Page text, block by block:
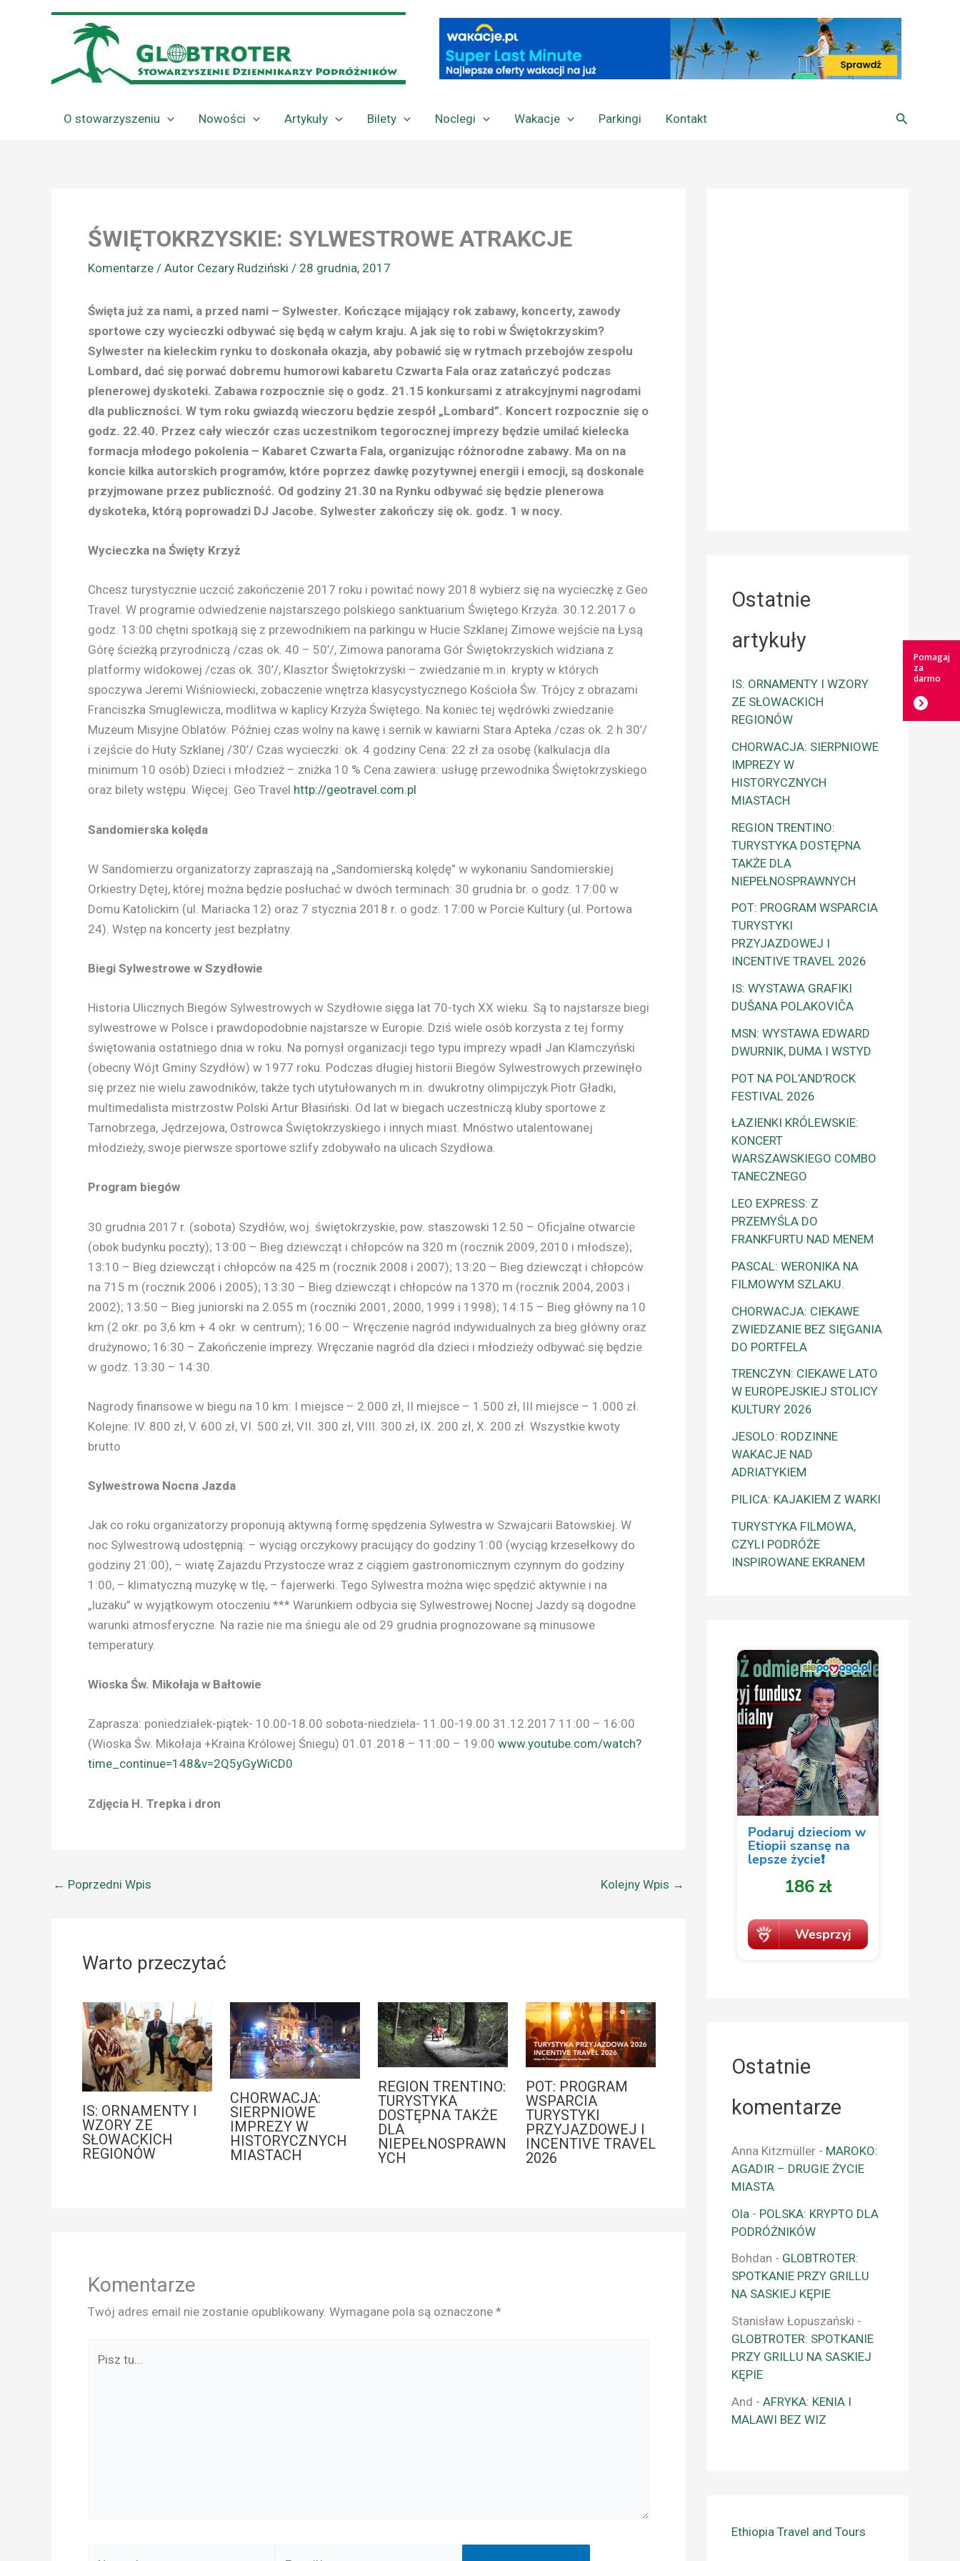
O stowarzyszeniu Nowości Artykuły Bilety Noclegi Wakacje Parkingi Kontakt Szukaj
ŚWIĘTOKRZYSKIE: SYLWESTROWE ATRAKCJE
Komentarze / Autor Cezary Rudziński / 28 grudnia, 2017
Święta już za nami, a przed nami – Sylwester. Kończące mijający rok zabawy, koncerty, zawody
sportowe czy wycieczki odbywać się będą w całym kraju. A jak się to robi w Świętokrzyskim?
Sylwester na kieleckim rynku to doskonała okazja, aby pobawić się w rytmach przebojów zespołu
Lombard, dać się porwać dobremu humorowi kabaretu Czwarta Fala oraz zatańczyć podczas
plenerowej dyskoteki. Zabawa rozpocznie się o godz. 21.15 konkursami z atrakcyjnymi nagrodami
dla publiczności. W tym roku gwiazdą wieczoru będzie zespół „Lombard”. Koncert rozpocznie się o
godz. 22.40. Przez cały wieczór czas uczestnikom tegorocznej imprezy będzie umilać kielecka
formacja młodego pokolenia – Kabaret Czwarta Fala, organizując różnorodne zabawy. Ma on na
koncie kilka autorskich programów, które poprzez dawkę pozytywnej energii i emocji, są doskonale
przyjmowane przez publiczność. Od godziny 21.30 na Rynku odbywać się będzie plenerowa
dyskoteka, którą poprowadzi DJ Jacobe. Sylwester zakończy się ok. godz. 1 w nocy.
Wycieczka na Święty Krzyż
Chcesz turystycznie uczcić zakończenie 2017 roku i powitać nowy 2018 wybierz się na wycieczkę z Geo
Travel. W programie odwiedzenie najstarszego polskiego sanktuarium Świętego Krzyża. 30.12.2017 o
godz. 13:00 chętni spotkają się z przewodnikiem na parkingu w Hucie Szklanej Zimowe wejście na Łysą
Górę ścieżką przyrodniczą /czas ok. 40 – 50’/, Zimowa panorama Gór Świętokrzyskich widziana z
platformy widokowej /czas ok. 30’/, Klasztor Świętokrzyski – zwiedzanie m.in. krypty w których
spoczywa Jeremi Wiśniowiecki, zobaczenie wnętrza klasycystycznego Kościoła Św. Trójcy z obrazami
Franciszka Smuglewicza, modlitwa w kaplicy Krzyża Świętego. Na koniec tej wędrówki zwiedzanie
Muzeum Misyjne Oblatów. Później czas wolny na kawę i sernik w kawiarni Stara Apteka /czas ok. 2 h 30’/
i zejście do Huty Szklanej /30’/ Czas wycieczki: ok. 4 godziny Cena: 22 zł za osobę (kalkulacja dla
minimum 10 osób) Dzieci i młodzież – zniżka 10 % Cena zawiera: usługę przewodnika Świętokrzyskiego
oraz bilety wstępu. Więcej: Geo Travel http://geotravel.com.pl
Sandomierska kolęda
W Sandomierzu organizatorzy zapraszają na „Sandomierską kolędę” w wykonaniu Sandomierskiej
Orkiestry Dętej, której można będzie posłuchać w dwóch terminach: 30 grudnia br. o godz. 17:00 w
Domu Katolickim (ul. Mariacka 12) oraz 7 stycznia 2018 r. o godz. 17:00 w Porcie Kultury (ul. Portowa
24). Wstęp na koncerty jest bezpłatny.
Biegi Sylwestrowe w Szydłowie
Historia Ulicznych Biegów Sylwestrowych w Szydłowie sięga lat 70-tych XX wieku. Są to najstarsze biegi
sylwestrowe w Polsce i prawdopodobnie najstarsze w Europie. Dziś wiele osób korzysta z tej formy
świętowania ostatniego dnia w roku. Na pomysł organizacji tego typu imprezy wpadł Jan Klamczyński
(obecny Wójt Gminy Szydłów) w 1977 roku. Podczas długiej historii Biegów Sylwestrowych przewinęło
się przez nie wielu zawodników, także tych utytułowanych m.in. dwukrotny olimpijczyk Piotr Gładki,
multimedalista mistrzostw Polski Artur Błasiński. Od lat w biegach uczestniczą kluby sportowe z
Tarnobrzega, Jędrzejowa, Ostrowca Świętokrzyskiego i innych miast. Mnóstwo utalentowanej
młodzieży, swoje pierwsze sportowe szlify zdobywało na ulicach Szydłowa.
Program biegów
30 grudnia 2017 r. (sobota) Szydłów, woj. świętokrzyskie, pow. staszowski 12:50 – Oficjalne otwarcie
(obok budynku poczty); 13:00 – Bieg dziewcząt i chłopców na 320 m (rocznik 2009, 2010 i młodsze);
13:10 – Bieg dziewcząt i chłopców na 425 m (rocznik 2008 i 2007); 13:20 – Bieg dziewcząt i chłopców
na 715 m (rocznik 2006 i 2005); 13:30 – Bieg dziewcząt i chłopców na 1370 m (rocznik 2004, 2003 i
2002); 13:50 – Bieg juniorski na 2.055 m (roczniki 2001, 2000, 1999 i 1998); 14:15 – Bieg główny na 10
km (2 okr. po 3,6 km + 4 okr. w centrum); 16:00 – Wręczenie nagród indywidualnych za bieg główny oraz
drużynowo; 16:30 – Zakończenie imprezy. Wręczanie nagród dla dzieci i młodzieży odbywać się będzie
w godz. 13:30 – 14:30.
Nagrody finansowe w biegu na 10 km: I miejsce – 2.000 zł, II miejsce – 1.500 zł, III miejsce – 1.000 zł.
Kolejne: IV. 800 zł, V. 600 zł, VI. 500 zł, VII. 300 zł, VIII. 300 zł, IX. 200 zł, X. 200 zł. Wszystkie kwoty
brutto
Sylwestrowa Nocna Jazda
Jak co roku organizatorzy proponują aktywną formę spędzenia Sylwestra w Szwajcarii Batowskiej. W
noc Sylwestrową udostępnią: – wyciąg orczykowy pracujący do godziny 1:00 (wyciąg krzesełkowy do
godziny 21:00), – wiatę Zajazdu Przystocze wraz z ciągiem gastronomicznym czynnym do godziny
1:00, – klimatyczną muzykę w tlę, – fajerwerki. Tego Sylwestra można więc spędzić aktywnie i na
„luzaku” w wyjątkowym otoczeniu *** Warunkiem odbycia się Sylwestrowej Nocnej Jazdy są dogodne
warunki atmosferyczne. Na razie nie ma śniegu ale od 29 grudnia prognozowane są minusowe
temperatury.
Wioska Św. Mikołaja w Bałtowie
Zaprasza: poniedziałek-piątek- 10.00-18.00 sobota-niedziela- 11.00-19.00 31.12.2017 11:00 – 16:00
(Wioska Św. Mikołaja +Kraina Królowej Śniegu) 01.01.2018 – 11:00 – 19:00 www.youtube.com/watch?
time_continue=148&v=2Q5yGyWiCD0
Zdjęcia H. Trepka i dron
← Poprzedni Wpis Kolejny Wpis →
Warto przeczytać
IS: ORNAMENTY I
WZORY ZE
SŁOWACKICH
REGIONÓW
CHORWACJA:
SIERPNIOWE
IMPREZY W
HISTORYCZNYCH
MIASTACH
REGION TRENTINO:
TURYSTYKA
DOSTĘPNA TAKŻE
DLA
NIEPEŁNOSPRAWN
YCH
POT: PROGRAM
WSPARCIA
TURYSTYKI
PRZYJAZDOWEJ I
INCENTIVE TRAVEL
2026
Komentarze
Twój adres email nie zostanie opublikowany. Wymagane pola są oznaczone *
Ostatnie
artykuły
IS: ORNAMENTY I WZORY
ZE SŁOWACKICH
REGIONÓW
CHORWACJA: SIERPNIOWE
IMPREZY W
HISTORYCZNYCH
MIASTACH
REGION TRENTINO:
TURYSTYKA DOSTĘPNA
TAKŻE DLA
NIEPEŁNOSPRAWNYCH
POT: PROGRAM WSPARCIA
TURYSTYKI
PRZYJAZDOWEJ I
INCENTIVE TRAVEL 2026
IS: WYSTAWA GRAFIKI
DUŠANA POLAKOVIČA
MSN: WYSTAWA EDWARD
DWURNIK, DUMA I WSTYD
POT NA POL’AND’ROCK
FESTIVAL 2026
ŁAZIENKI KRÓLEWSKIE:
KONCERT
WARSZAWSKIEGO COMBO
TANECZNEGO
LEO EXPRESS: Z
PRZEMYŚLA DO
FRANKFURTU NAD MENEM
PASCAL: WERONIKA NA
FILMOWYM SZLAKU.
CHORWACJA: CIEKAWE
ZWIEDZANIE BEZ SIĘGANIA
DO PORTFELA
TRENCZYN: CIEKAWE LATO
W EUROPEJSKIEJ STOLICY
KULTURY 2026
JESOLO: RODZINNE
WAKACJE NAD
ADRIATYKIEM
PILICA: KAJAKIEM Z WARKI
TURYSTYKA FILMOWA,
CZYLI PODRÓŻE
INSPIROWANE EKRANEM
Ostatnie
komentarze
Anna Kitzmüller - MAROKO:
AGADIR – DRUGIE ŻYCIE
MIASTA
Ola - POLSKA: KRYPTO DLA
PODRÓŻNIKÓW
Bohdan - GLOBTROTER:
SPOTKANIE PRZY GRILLU
NA SASKIEJ KĘPIE
Stanisław Łopuszański -
GLOBTROTER: SPOTKANIE
PRZY GRILLU NA SASKIEJ
KĘPIE
And - AFRYKA: KENIA I
MALAWI BEZ WIZ
Ethiopia Travel and Tours
Pomagaj
za
darmo